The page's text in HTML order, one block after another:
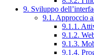
9. Sviluppo
9.1. Approccio
9.1.1.
9.1.2.
9.1.3.
9.1.4.